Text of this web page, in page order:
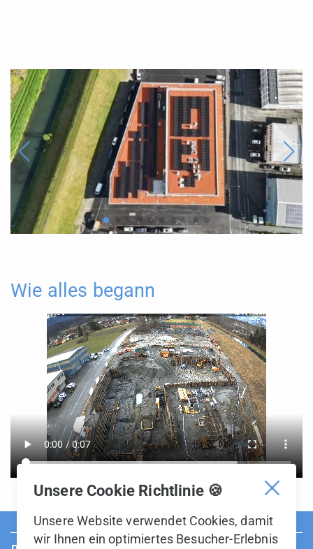
Wie alles begann
Unsere Cookie Richtlinie 🍪
Unsere Website verwendet Cookies, damit
wir Ihnen ein optimiertes Besucher-Erlebnis